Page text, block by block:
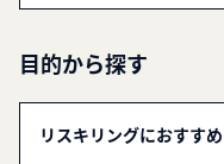
目的から探す
リスキリングにおすす